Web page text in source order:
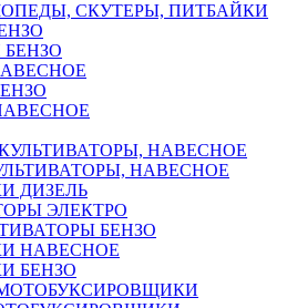
СКУТЕРЫ, ПИТБАЙКИ
НАВЕСНОЕ
ДИЗЕЛЬ
ЭЛЕКТРО
БЕНЗО
НАВЕСНОЕ
БЕНЗО